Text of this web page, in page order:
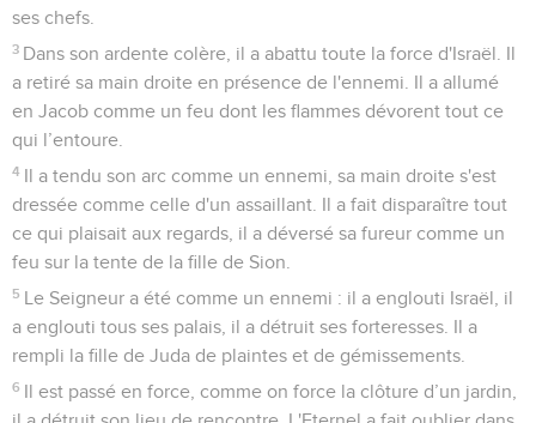
ses chefs.
3 Dans son ardente colère, il a abattu toute la force d'Israël. Il
a retiré sa main droite en présence de l'ennemi. Il a allumé
en Jacob comme un feu dont les flammes dévorent tout ce
qui l’entoure.
4 Il a tendu son arc comme un ennemi, sa main droite s'est
dressée comme celle d'un assaillant. Il a fait disparaître tout
ce qui plaisait aux regards, il a déversé sa fureur comme un
feu sur la tente de la fille de Sion.
5 Le Seigneur a été comme un ennemi : il a englouti Israël, il
a englouti tous ses palais, il a détruit ses forteresses. Il a
rempli la fille de Juda de plaintes et de gémissements.
6 Il est passé en force, comme on force la clôture d’un jardin,